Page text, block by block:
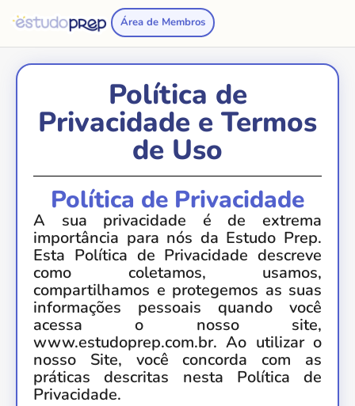
Área de Membros
Política de
Privacidade e Termos
de Uso
Política de Privacidade
A sua privacidade é de extrema
importância para nós da Estudo Prep.
Esta Política de Privacidade descreve
como coletamos, usamos,
compartilhamos e protegemos as suas
informações pessoais quando você
acessa o nosso site,
www.estudoprep.com.br. Ao utilizar o
nosso Site, você concorda com as
práticas descritas nesta Política de
Privacidade.